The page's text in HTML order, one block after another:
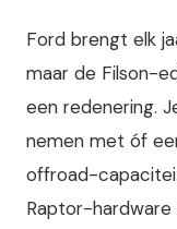
Ford brengt elk
maar de Filson-
een redenering.
nemen met óf
offroad-
Raptor-